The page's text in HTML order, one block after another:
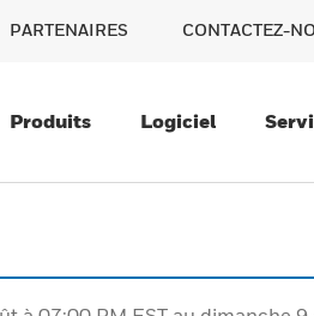
PARTENAIRES CONTACTEZ-
Produits Logiciel